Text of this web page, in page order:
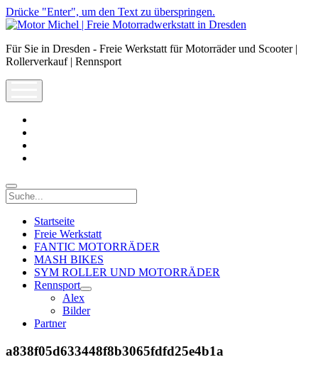
Drücke "Enter", um den Text zu überspringen.
Motor
|
Freie
Dresden
Für Sie in Dresden - Freie Werkstatt für Motorräder und Scooter |
Rollerverkauf | Rennsport
Suche
Startseite
Freie Werkstatt
FANTIC MOTORRÄDER
MASH BIKES
SYM ROLLER UND MOTORRÄDER
Rennsport
open
menu
Alex
Bilder
Partner
a838f05d633448f8b3065fdfd25e4b1a